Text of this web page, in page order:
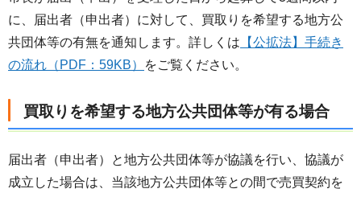
に、届出者（申出者）に対して、買取りを希望する地方公
共団体等の有無を通知します。詳しくは 【公拡法】手続き
の流れ（PDF：59KB）
をご覧ください。
買取りを希望する地方公共団体等が有る場合
届出者（申出者）と地方公共団体等が協議を行い、協議が
成立した場合は、当該地方公共団体等との間で売買契約を